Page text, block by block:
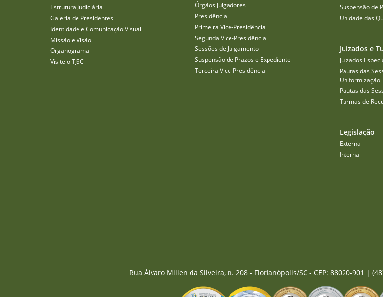
Estrutura Judiciária
Galeria de Presidentes
Identidade e Comunicação Visual
Missão e Visão
Organograma
Visite o TJSC
Órgãos Julgadores
Presidência
Primeira Vice-Presidência
Segunda Vice-Presidência
Sessões de Julgamento
Suspensão de Prazos e Expediente
Terceira Vice-Presidência
Suspensão de
Unidade das
Juizados e
Juizados
Pautas das
Uniformização
Pautas das
Turmas de
Legislação
Externa
Interna
Rua Álvaro Millen da Silveira, n. 208 - Florianópolis/SC - CEP: 88020-901 |